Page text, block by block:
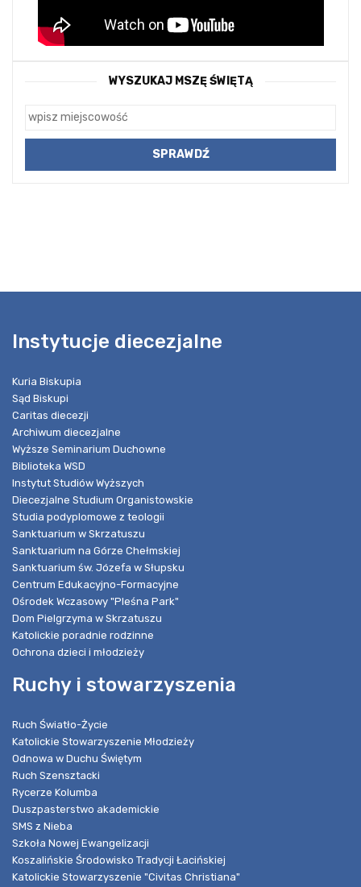
WYSZUKAJ MSZĘ ŚWIĘTĄ
Instytucje diecezjalne
Kuria Biskupia
Sąd Biskupi
Caritas diecezji
Archiwum diecezjalne
Wyższe Seminarium Duchowne
Biblioteka WSD
Instytut Studiów Wyższych
Diecezjalne Studium Organistowskie
Studia podyplomowe z teologii
Sanktuarium w Skrzatuszu
Sanktuarium na Górze Chełmskiej
Sanktuarium św. Józefa w Słupsku
Centrum Edukacyjno-Formacyjne
Ośrodek Wczasowy "Pleśna Park"
Dom Pielgrzyma w Skrzatuszu
Katolickie poradnie rodzinne
Ochrona dzieci i młodzieży
Ruchy i stowarzyszenia
Ruch Światło-Życie
Katolickie Stowarzyszenie Młodzieży
Odnowa w Duchu Świętym
Ruch Szensztacki
Rycerze Kolumba
Duszpasterstwo akademickie
SMS z Nieba
Szkoła Nowej Ewangelizacji
Koszalińskie Środowisko Tradycji Łacińskiej
Katolickie Stowarzyszenie "Civitas Christiana"